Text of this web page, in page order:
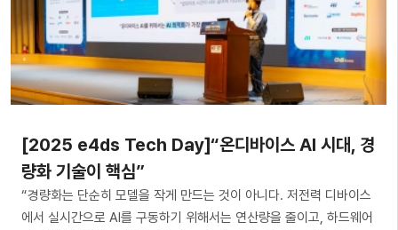
[2025 e4ds Tech Day]“온디바이스 AI 시대, 경
량화 기술이 핵심”
“경량화는 단순히 모델을 작게 만드는 것이 아니다. 저전력 디바이스
에서 실시간으로 AI를 구동하기 위해서는 연산량을 줄이고, 하드웨어